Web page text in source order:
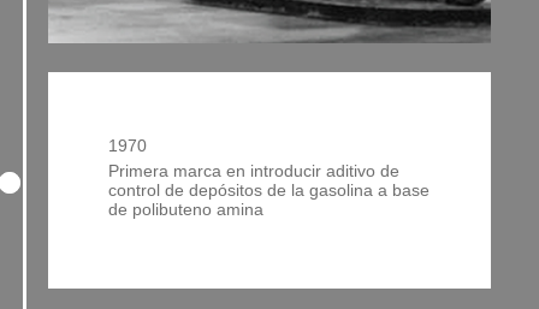
1970
Primera marca en introducir aditivo de
control de depósitos de la gasolina a base
de polibuteno amina